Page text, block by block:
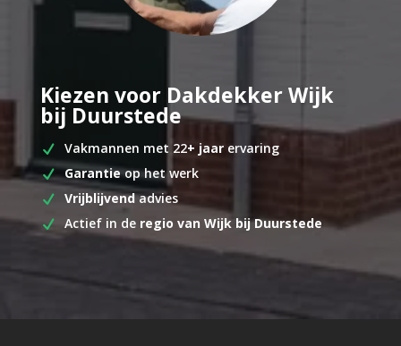
Kiezen voor Dakdekker Wijk
bij Duurstede
Vakmannen met 22+ jaarervaring
Garantieop het werk
Vrijblijvendadvies
Actief in de regio van Wijk bij Duurstede